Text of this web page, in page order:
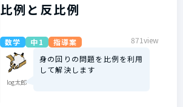
比例と反比例
数学 中1 指導案 871view
log太郎
身の回りの問題を比例を利用
して解決します